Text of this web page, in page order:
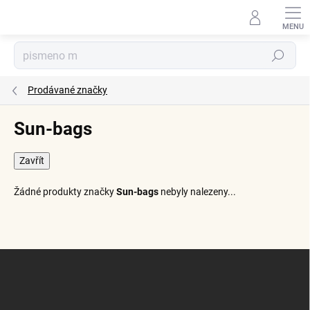
Hledat
Prodávané značky
Sun-bags
Zavřít
Žádné produkty značkySun-bags nebyly nalezeny...